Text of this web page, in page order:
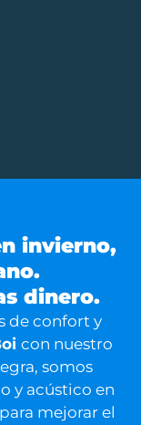
invierno,
dinero.
de confort y
con nuestro
somos
y acústico en
mejorar el